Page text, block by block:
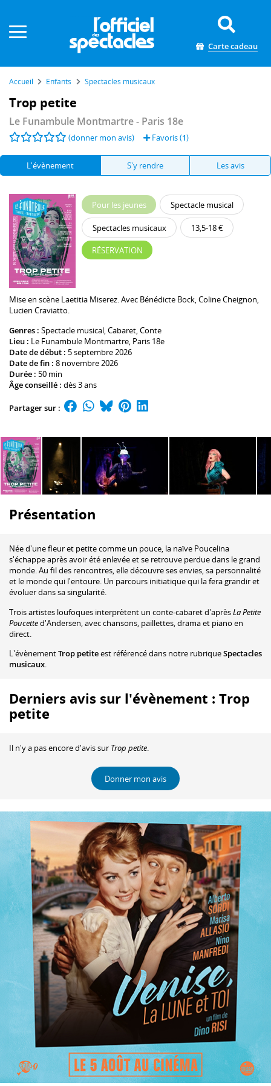
Carte cadeau
Accueil Enfants Spectacles musicaux
Trop petite
Le Funambule Montmartre- Paris 18e
(donner mon avis) Favoris (1)
L'évènement S'y rendre Les avis
Pour les jeunes Spectacle musical
Spectacles musicaux 13,5-18 €
RÉSERVATION
Mise en scène Laetitia Miserez. Avec Bénédicte Bock,Coline Cheignon,
Lucien Craviatto.
Genres : Spectacle musical, Cabaret, Conte
Lieu : Le Funambule Montmartre , Paris 18e
Date de début : 5 septembre 2026
Date de fin : 8 novembre 2026
Durée : 50 min
Âge conseillé : dès 3 ans
Partager sur :
Présentation
Née d'une fleur et petite comme un pouce, la naïve Poucelina
s'échappe après avoir été enlevée et se retrouve perdue dans le grand
monde. Au fil des rencontres, elle découvre ses envies, sa personnalité
et le monde qui l'entoure. Un parcours initiatique qui la fera grandir et
évoluer dans sa singularité.
Trois artistes loufoques interprètent un conte-cabaret d'aprèsLa Petite
Poucetted'Andersen, avec chansons, paillettes, drama et piano en
direct.
L'évènementTrop petiteest référencé dans notre rubriqueSpectacles
musicaux.
Derniers avis sur l'évènement : Trop
petite
Il n'y a pas encore d'avis sur Trop petite.
Donner mon avis